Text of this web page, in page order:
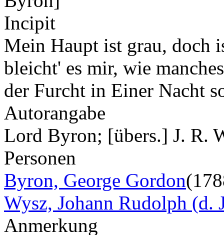
Incipit
Mein Haupt ist grau, doch
bleicht' es mir, wie
der Furcht in Einer Nacht
Autorangabe
Lord Byron; [übers.] J. R.
Personen
Byron, George Gordon
Wysz, Johann Rudolph (d.
Anmerkung